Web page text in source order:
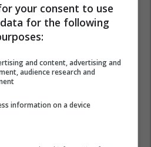
your consent to use
for the following
and content, advertising and
audience research and
information on a device